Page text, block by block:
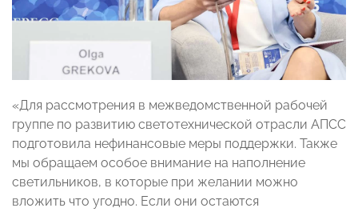
«Для рассмотрения в межведомственной рабочей
группе по развитию светотехнической отрасли АПСС
подготовила нефинансовые меры поддержки. Также
мы обращаем особое внимание на наполнение
светильников, в которые при желании можно
вложить что угодно. Если они остаются